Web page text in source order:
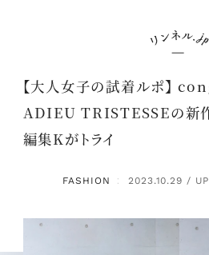
【大人女子の試着ルポ】
ADIEU TRISTESSEの新
編集Kがトライ
FASHION ： 2023.10.29 /